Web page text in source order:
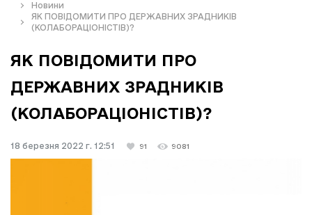
Новини
ЯК ПОВІДОМИТИ ПРО ДЕРЖАВНИХ ЗРАДНИКІВ
(КОЛАБОРАЦІОНІСТІВ)?
ЯК ПОВІДОМИТИ ПРО
ДЕРЖАВНИХ ЗРАДНИКІВ
(КОЛАБОРАЦІОНІСТІВ)?
18 березня 2022 г. 12:51 91 9081